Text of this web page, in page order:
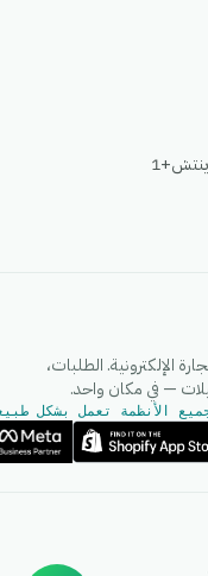
الإلكترونية. الطلبات،
— في مكان واحد.
الأنظمة تعمل بشكل
واتساب